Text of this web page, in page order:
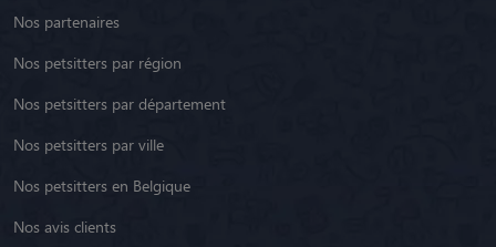
Nos partenaires
Nos petsitters par région
Nos petsitters par département
Nos petsitters par ville
Nos petsitters en Belgique
Nos avis clients